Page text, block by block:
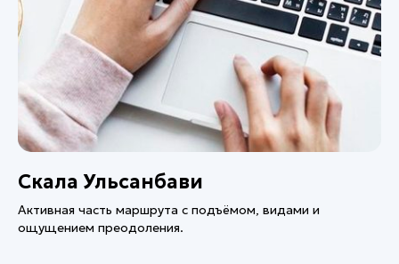
Скала Ульсанбави
Активная часть маршрута с подъёмом, видами и
ощущением преодоления.